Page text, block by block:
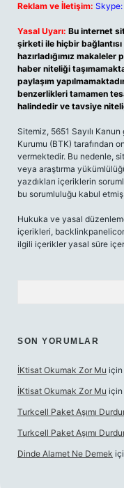
Reklam ve İletişim:
Yasal Uyarı: Bu internet
şirketi ile hiçbir
hazırladığımız
haber niteliği
paylaşım
benzerlikleri tamamen
halindedir ve tavsiye
Sitemiz, 5651 Sayılı
Kurumu (BTK) tarafından
vermektedir. Bu nedenle,
veya araştırma
yazdıkları içeriklerin
bu sorumluluğu kabul etmiş
Hukuka ve yasal
içerikleri,
ilgili içerikler yasal süre
SON YORUMLAR
İKtisat Okumak Zor Mu için
İKtisat Okumak Zor Mu için
Turkcell Paket Aşımı
Turkcell Paket Aşımı
Dinde Alamet Ne Demek